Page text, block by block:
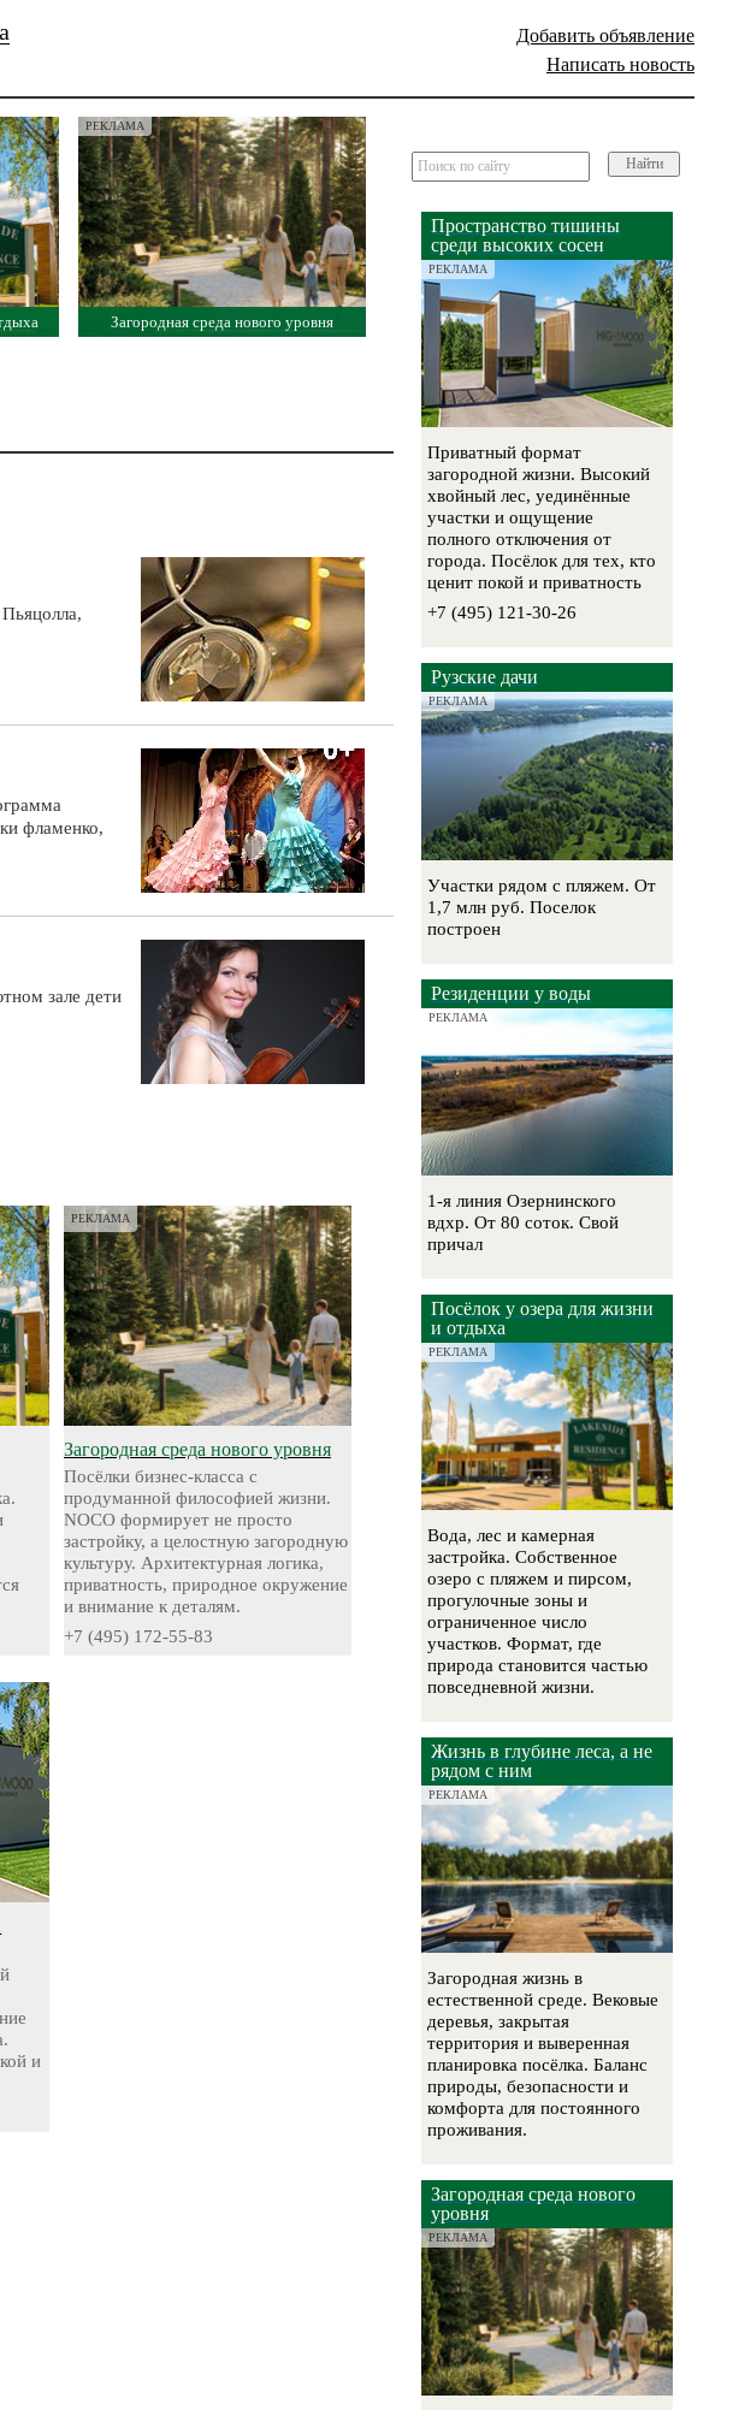
Добавить объявление
Написать новость
РЕКЛАМА
Загородная среда нового уровня
фламенко,
зале дети
РЕКЛАМА
Загородная среда нового уровня
Посёлки бизнес-класса с
продуманной философией жизни.
NOCO формирует не просто
застройку, а целостную загородную
культуру. Архитектурная логика,
приватность, природное окружение
и внимание к деталям.
+7 (495) 172-55-83
и
Найти
Пространство тишины
среди высоких сосен
РЕКЛАМА
Приватный формат
загородной жизни. Высокий
хвойный лес, уединённые
участки и ощущение
полного отключения от
города. Посёлок для тех, кто
ценит покой и приватность
+7 (495) 121-30-26
Рузские дачи
РЕКЛАМА
Участки рядом с пляжем. От
1,7 млн руб. Поселок
построен
Резиденции у воды
РЕКЛАМА
1-я линия Озернинского
вдхр. От 80 соток. Свой
причал
Посёлок у озера для жизни
и отдыха
РЕКЛАМА
Вода, лес и камерная
застройка. Собственное
озеро с пляжем и пирсом,
прогулочные зоны и
ограниченное число
участков. Формат, где
природа становится частью
повседневной жизни.
Жизнь в глубине леса, а не
рядом с ним
РЕКЛАМА
Загородная жизнь в
естественной среде. Вековые
деревья, закрытая
территория и выверенная
планировка посёлка. Баланс
природы, безопасности и
комфорта для постоянного
проживания.
Загородная среда нового
уровня
РЕКЛАМА